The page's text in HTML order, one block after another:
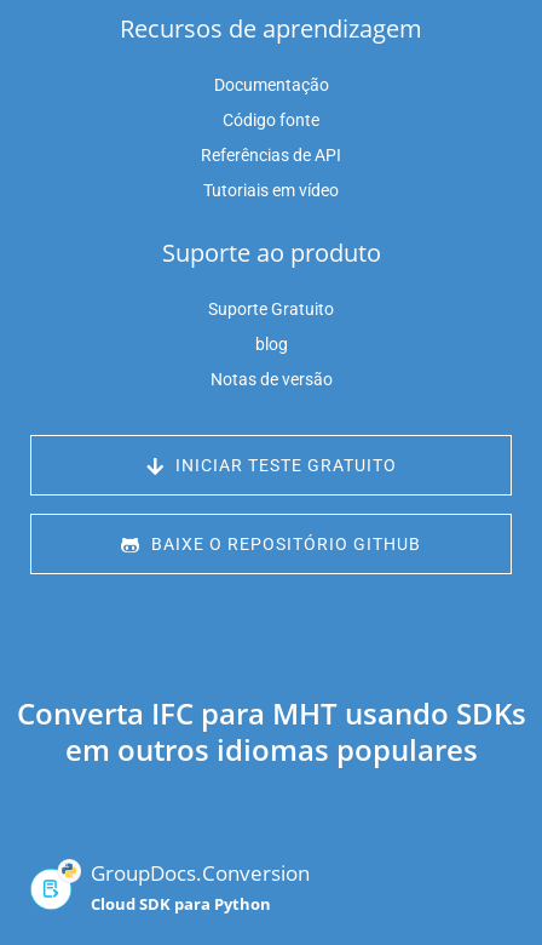
Recursos de aprendizagem
Documentação
Código fonte
Referências de API
Tutoriais em vídeo
Suporte ao produto
Suporte Gratuito
blog
Notas de versão
INICIAR TESTE GRATUITO
BAIXE O REPOSITÓRIO GITHUB
Converta IFC para MHT usando SDKs
em outros idiomas populares
GroupDocs.Conversion
Cloud SDK para Python